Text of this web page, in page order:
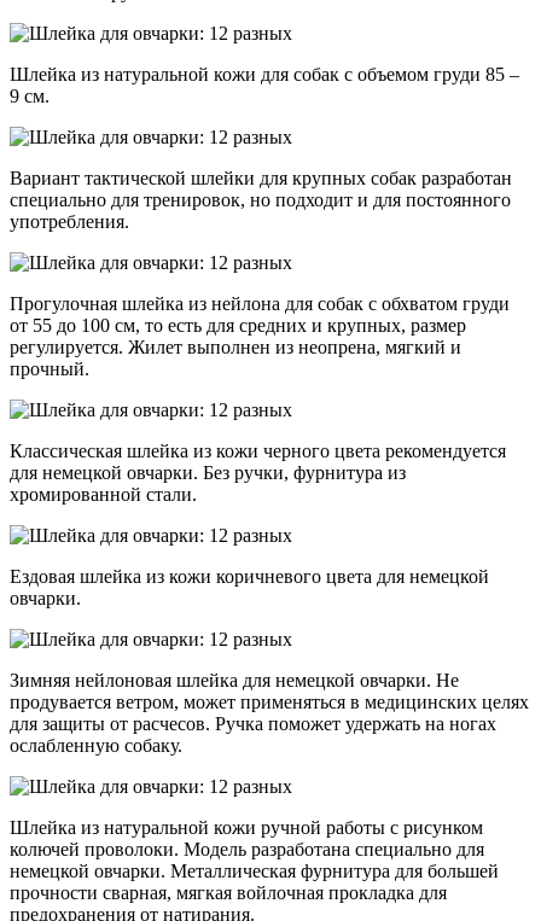
Шлейка из натуральной кожи для собак с объемом груди 85 –
9 см.
Вариант тактической шлейки для крупных собак разработан
специально для тренировок, но подходит и для постоянного
употребления.
Прогулочная шлейка из нейлона для собак с обхватом груди
от 55 до 100 см, то есть для средних и крупных, размер
регулируется. Жилет выполнен из неопрена, мягкий и
прочный.
Классическая шлейка из кожи черного цвета рекомендуется
для немецкой овчарки. Без ручки, фурнитура из
хромированной стали.
Ездовая шлейка из кожи коричневого цвета для немецкой
овчарки.
Зимняя нейлоновая шлейка для немецкой овчарки. Не
продувается ветром, может применяться в медицинских целях
для защиты от расчесов. Ручка поможет удержать на ногах
ослабленную собаку.
Шлейка из натуральной кожи ручной работы с рисунком
колючей проволоки. Модель разработана специально для
немецкой овчарки. Металлическая фурнитура для большей
прочности сварная, мягкая войлочная прокладка для
предохранения от натирания.